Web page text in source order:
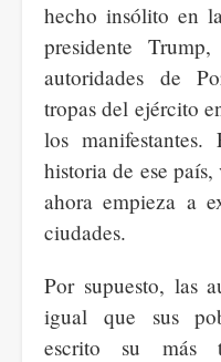
hecho insólito en
presidente
autoridades de
tropas del ejército
los
historia de ese
ahora empieza a
ciudades.
Por supuesto, las
igual que sus
escrito su más